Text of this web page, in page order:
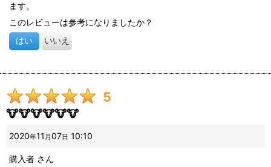
ます。
このレビューは参考になりましたか？
はい いいえ
5
🐮🐮🐮🐮🐮🐮
2020年11 月 07日 10:10
購入者 さん